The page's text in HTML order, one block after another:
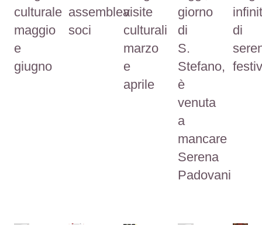
culturale
maggio
e
giugno
assemblea
soci
visite
culturali
marzo
e
aprile
giorno
di
S.
Stefano,
è
venuta
a
mancare
Serena
Padovani
di